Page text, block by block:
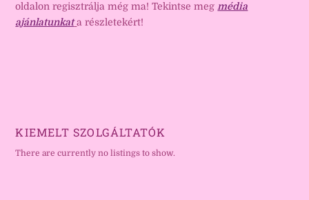
oldalon regisztrálja még ma! Tekintse megmédia
ajánlatunkat a részletekért!
KIEMELT SZOLGÁLTATÓK
There are currently no listings to show.